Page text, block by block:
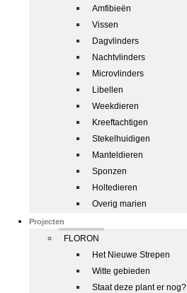
Amfibieën
Vissen
Dagvlinders
Nachtvlinders
Microvlinders
Libellen
Weekdieren
Kreeftachtigen
Stekelhuidigen
Manteldieren
Sponzen
Holtedieren
Overig marien
Projecten
FLORON
Het Nieuwe Strepen
Witte gebieden
Staat deze plant er nog?